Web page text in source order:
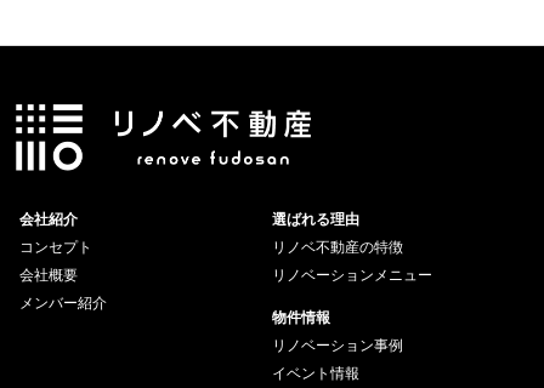
会社紹介
コンセプト
会社概要
メンバー紹介
選ばれる理由
リノベ不動産の特徴
リノベーションメニュー
物件情報
リノベーション事例
イベント情報